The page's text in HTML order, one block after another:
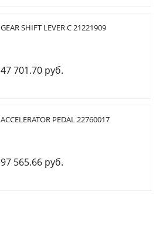
GEAR SHIFT LEVER C 21221909
47 701.70 руб.
ACCELERATOR PEDAL 22760017
97 565.66 руб.